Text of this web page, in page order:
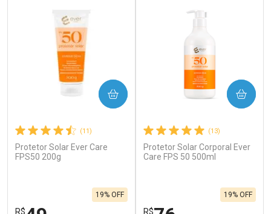
(11)
Protetor Solar Ever Care
FPS50 200g
R$
19% OFF
COMPRAR
(13)
Protetor Solar Corporal Ever
Care FPS 50 500ml
R$
19% OFF
COMPRAR